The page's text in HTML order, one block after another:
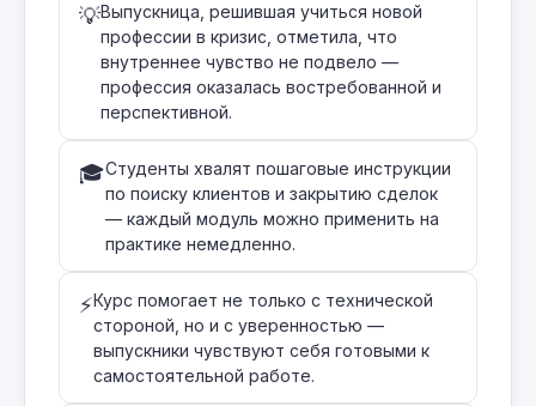
💡Выпускница, решившая учиться новой
профессии в кризис, отметила, что
внутреннее чувство не подвело —
профессия оказалась востребованной и
перспективной.
🎓Студенты хвалят пошаговые инструкции
по поиску клиентов и закрытию сделок
— каждый модуль можно применить на
практике немедленно.
⚡Курс помогает не только с технической
стороной, но и с уверенностью —
выпускники чувствуют себя готовыми к
самостоятельной работе.